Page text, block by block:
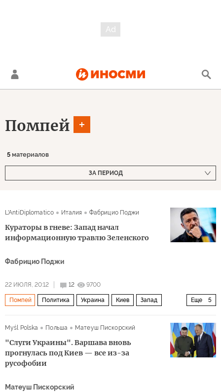
Помпей
5 материалов
ЗА ПЕРИОД
L'AntiDiplomatico Италия Фабрицио Поджи
Кураторы в гневе: Запад начал
информационную травлю Зеленского
Фабрицио Поджи
22 ИЮЛЯ, 20:12 12 9700
Еще 5
Помпей Политика Украина Киев Запад
Myśl Polska Польша Матеуш Пискорский
"Слуги Украины". Варшава вновь
прогнулась под Киев — все из-за
русофобии
Матеуш Пискорский